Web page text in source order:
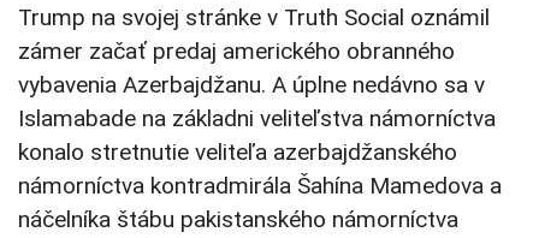
Trump na svojej stránke v Truth Social oznámil
zámer začať predaj amerického obranného
vybavenia Azerbajdžanu. A úplne nedávno sa v
Islamabade na základni veliteľstva námorníctva
konalo stretnutie veliteľa azerbajdžanského
námorníctva kontradmirála Šahína Mamedova a
náčelníka štábu pakistanského námorníctva